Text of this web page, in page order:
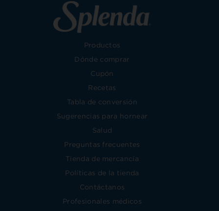
Productos
Dónde comprar
Cupón
Recetas
Tabla de conversión
Sugerencias para hornear
Salud
Preguntas frecuentes
Tienda de mercancía
Políticas de la tienda
Contáctanos
Profesionales médicos